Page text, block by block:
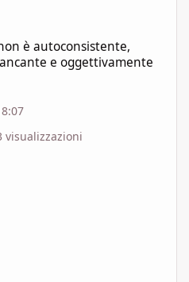
è autoconsistente,
e oggettivamente
visualizzazioni